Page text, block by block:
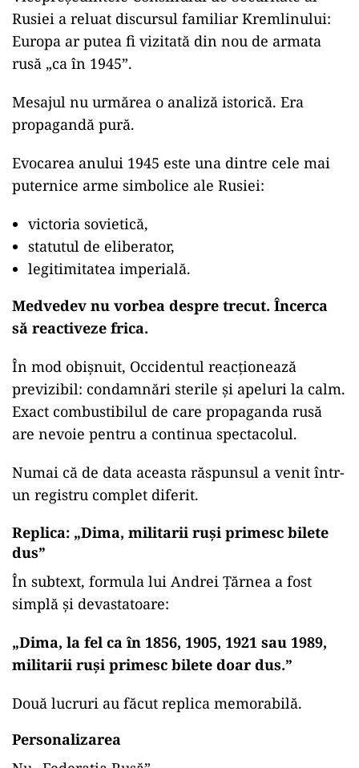
Rusiei a reluat discursul familiar Kremlinului:
Europa ar putea fi vizitată din nou de armata
rusă „ca în 1945”.
Mesajul nu urmărea o analiză istorică. Era
propagandă pură.
Evocarea anului 1945 este una dintre cele mai
puternice arme simbolice ale Rusiei:
victoria sovietică,
statutul de eliberator,
legitimitatea imperială.
Medvedev nu vorbea despre trecut. Încerca
să reactiveze frica.
În mod obișnuit, Occidentul reacționează
previzibil: condamnări sterile și apeluri la calm.
Exact combustibilul de care propaganda rusă
are nevoie pentru a continua spectacolul.
Numai că de data aceasta răspunsul a venit într-
un registru complet diferit.
Replica: „Dima, militarii ruși primesc bilete
dus”
În subtext, formula lui Andrei Țărnea a fost
simplă și devastatoare:
„Dima, la fel ca în 1856, 1905, 1921 sau 1989,
militarii ruși primesc bilete doar dus.”
Două lucruri au făcut replica memorabilă.
Personalizarea